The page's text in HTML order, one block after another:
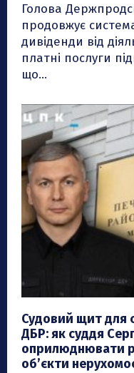
Голова
продовжує
дивіденди від
платні послуги
що...
Судовий щит для
ДБР: як суддя
оприлюднювати
об’єкти